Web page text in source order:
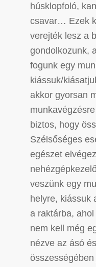
húsklopfoló,
csavar… Ezek
verejték lesz a
gondolkozunk,
fogunk egy
kiássuk/
akkor gyorsan
biztos, hogy
Szélsőséges
egészet
veszünk egy
helyre, kiássuk
a raktárba,
nem kell még
nézve az ásó